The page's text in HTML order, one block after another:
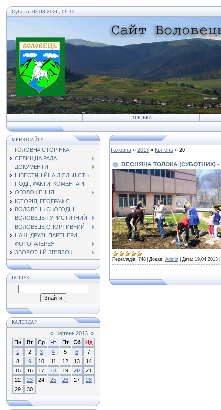
Субота, 08.08.2026, 09:18
ГОЛОВНА
МЕНЮ САЙТУ
ГОЛОВНА СТОРІНКА
СЕЛИЩНА РАДА
ДОКУМЕНТИ
ІНВЕСТИЦІЙНА ДІЯЛЬНІСТЬ
ПОДІЇ, ФАКТИ, КОМЕНТАРІ
ОГОЛОШЕННЯ
ІСТОРІЯ, ГЕОГРАФІЯ
ВОЛОВЕЦЬ СЬОГОДНІ
ВОЛОВЕЦЬ ТУРИСТИЧНИЙ
ВОЛОВЕЦЬ СПОРТИВНИЙ
НАШІ ДРУЗІ, ПАРТНЕРИ
ФОТОГАЛЕРЕЯ
ЗВОРОТНІЙ ЗВ"ЯЗОК
ПОШУК
КАЛЕНДАР
« Квітень 2013 »
Пн
Вт Ср Чт Пт Сб
Нд
1
2 3 4 5 6
7
8
9 10 11 12 13
14
15
16 17 18 19 20
21
22
23 24 25 26 27
28
29
30
Головна » 2013 » Квітень » 20
ВЕСНЯНА ТОЛОКА (СУБОТНИК) -
Переглядів: 748 Додав: Admin Дата: 19.04.2013